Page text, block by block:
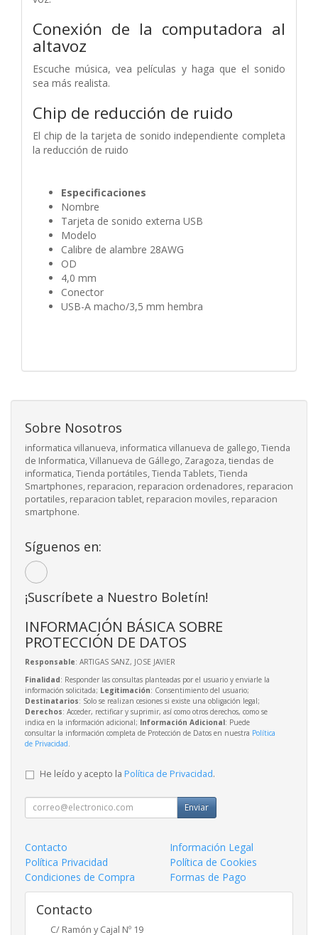
Conexión de la computadora al
altavoz
Escuche música, vea películas y haga que el sonido
sea más realista.
Chip de reducción de ruido
El chip de la tarjeta de sonido independiente completa
la reducción de ruido
Especificaciones
Nombre
Tarjeta de sonido externa USB
Modelo
Calibre de alambre 28AWG
OD
4,0 mm
Conector
USB-A macho/3,5 mm hembra
Sobre Nosotros
informatica villanueva, informatica villanueva de gallego, Tienda
de Informatica, Villanueva de Gállego, Zaragoza, tiendas de
informatica, Tienda portátiles, Tienda Tablets, Tienda
Smartphones, reparacion, reparacion ordenadores, reparacion
portatiles, reparacion tablet, reparacion moviles, reparacion
smartphone.
Síguenos en:
¡Suscríbete a Nuestro Boletín!
INFORMACIÓN BÁSICA SOBRE
PROTECCIÓN DE DATOS
Responsable: ARTIGAS SANZ, JOSE JAVIER
Finalidad: Responder las consultas planteadas por el usuario y enviarle la
información solicitada; Legitimación: Consentimiento del usuario;
Destinatarios: Solo se realizan cesiones si existe una obligación legal;
Derechos: Acceder, rectificar y suprimir, así como otros derechos, como se
indica en la información adicional; Información Adicional: Puede
consultar la información completa de Protección de Datos en nuestra Política
de Privacidad
He leído y acepto la Política de Privacidad.
Enviar
Contacto
Información Legal
Política Privacidad
Política de Cookies
Condiciones de Compra
Formas de Pago
Contacto
C/ Ramón y Cajal Nº 19